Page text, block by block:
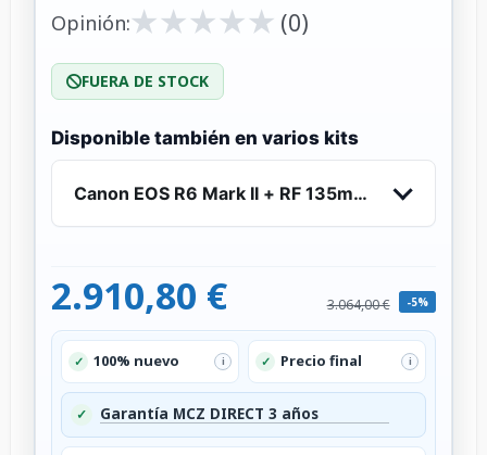
Opinión:★
★★
★★
★★
★★
★ (0)
FUERA DE STOCK
Disponible también en varios kits
Canon EOS R6 Mark II + RF 135mm f/1.8 L IS
2.910,80 € 3.064,00 € -5%
✓ 100% nuevo i ✓ Precio final i
✓ Garantía MCZ DIRECT 3 años